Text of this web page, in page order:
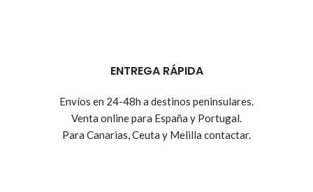
ENTREGA RÁPIDA
Envíos en 24-48h a destinos peninsulares.
Venta online para España y Portugal.
Para Canarias, Ceuta y Melilla contactar.